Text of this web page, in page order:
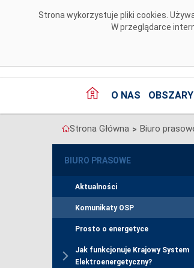
Strona wykorzystuje pliki cookies.
W przeglądarce
O NAS
Strona Główna > Biuro
BIURO PRASOWE
Aktualności
Komunikaty OSP
Prosto o energetyce
Jak funkcjonuje Krajowy System
Elektroenergetyczny?